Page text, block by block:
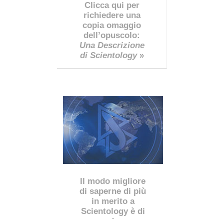
Clicca qui per
richiedere una
copia omaggio
dell’opuscolo:
Una Descrizione
di Scientology»
Il modo migliore
di saperne di più
in merito a
Scientology è di